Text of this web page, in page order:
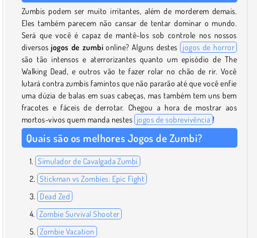
Zumbis podem ser muito irritantes, além de morderem demais.
Eles também parecem não cansar de tentar dominar o mundo.
Será que você é capaz de mantê-los sob controle nos nossos
diversosjogos de zumbi online? Alguns destes jogos de horror
são tão intensos e aterrorizantes quanto um episódio de The
Walking Dead, e outros vão te fazer rolar no chão de rir. Você
lutará contra zumbis famintos que não pararão até que você enfie
uma dúzia de balas em suas cabeças, mas também tem uns bem
fracotes e fáceis de derrotar. Chegou a hora de mostrar aos
mortos-vivos quem manda nestes jogos de sobrevivência !
Quais são os melhores Jogos de Zumbi?
Simulador de Cavalgada Zumbi
Stickman vs Zombies: Epic Fight
Dead Zed
Zombie Survival Shooter
Zombie Vacation